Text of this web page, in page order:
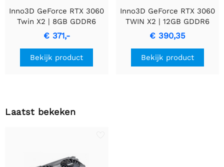
Inno3D GeForce RTX 3060
Twin X2 | 8GB GDDR6
VRAM | Videokaart | GPU |
Nvidia
€ 371,-
Bekijk product
Inno3D GeForce RTX 3060
TWIN X2 | 12GB GDDR6
VRAM | Videokaart | GPU |
Nvidia
€ 390,35
Bekijk product
Laatst bekeken